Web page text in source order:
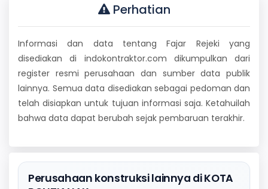
Perhatian
Informasi dan data tentang Fajar Rejeki yang
disediakan di indokontraktor.com dikumpulkan dari
register resmi perusahaan dan sumber data publik
lainnya. Semua data disediakan sebagai pedoman dan
telah disiapkan untuk tujuan informasi saja. Ketahuilah
bahwa data dapat berubah sejak pembaruan terakhir.
Perusahaan konstruksi lainnya di KOTA